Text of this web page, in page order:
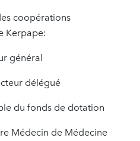
coopérations
Kerpape:
général
délégué
du fonds de dotation
Médecin de Médecine